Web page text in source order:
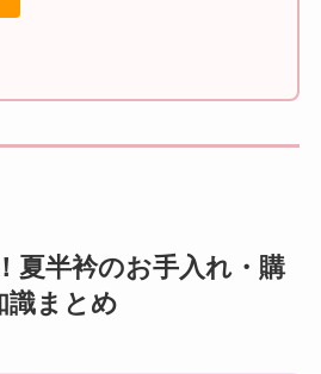
夏半衿のお手入れ・購
識まとめ